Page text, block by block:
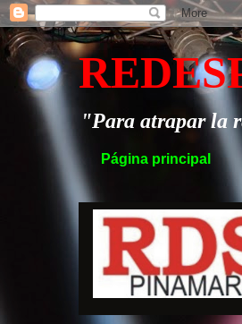
"Para atrapar la
Página principal